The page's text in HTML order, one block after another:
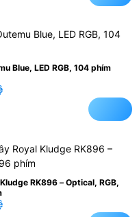
Blue, LED RGB, 104 phím
RK896 – Optical, RGB,